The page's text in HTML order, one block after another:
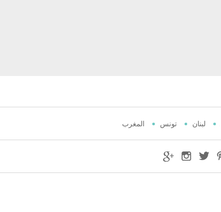
لبنان تونس المغرب